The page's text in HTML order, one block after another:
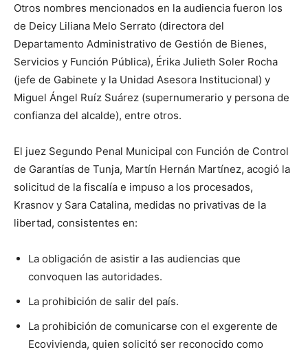
Otros nombres mencionados en la audiencia fueron los
de Deicy Liliana Melo Serrato (directora del
Departamento Administrativo de Gestión de Bienes,
Servicios y Función Pública), Érika Julieth Soler Rocha
(jefe de Gabinete y la Unidad Asesora Institucional) y
Miguel Ángel Ruíz Suárez (supernumerario y persona de
confianza del alcalde), entre otros.
El juez Segundo Penal Municipal con Función de Control
de Garantías de Tunja, Martín Hernán Martínez, acogió la
solicitud de la fiscalía e impuso a los procesados,
Krasnov y Sara Catalina, medidas no privativas de la
libertad, consistentes en:
La obligación de asistir a las audiencias que
convoquen las autoridades.
La prohibición de salir del país.
La prohibición de comunicarse con el exgerente de
Ecovivienda, quien solicitó ser reconocido como